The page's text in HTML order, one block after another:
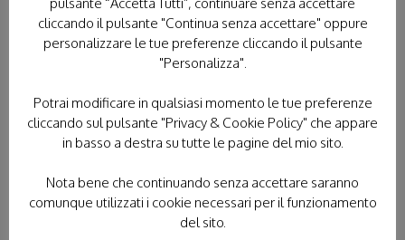
TUTTI I PELLEGRINAGGI
LOURDES
TERRA SANTA
cliccando il pulsante "Continua senza accettare" oppure
personalizzare le tue preferenze cliccando il pulsante
"Personalizza".
Potrai modificare in qualsiasi momento le tue preferenze
cliccando sul pulsante "Privacy & Cookie Policy" che appare
in basso a destra su tutte le pagine del mio sito.
Nota bene che continuando senza accettare saranno
comunque utilizzati i cookie necessari per il funzionamento
del sito.